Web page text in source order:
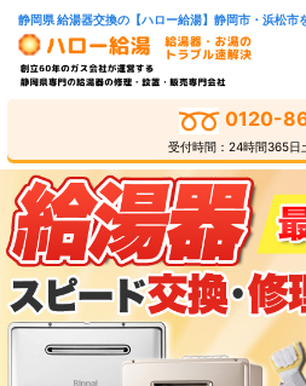
静岡県 給湯器交換の【ハロー給湯】静岡市・浜松市
0120-
受付時間：24時間365日